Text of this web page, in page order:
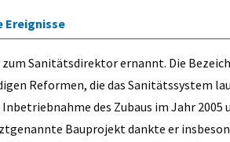
Ereignisse
zum Sanitätsdirektor ernannt. Die
Reformen, die das Sanitätssystem
des Zubaus im Jahr
Bauprojekt dankte er